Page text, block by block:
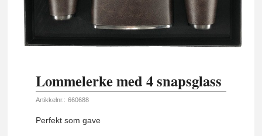
Lommelerke med 4 snapsglass
Artikkelnr.: 660688
Perfekt som gave